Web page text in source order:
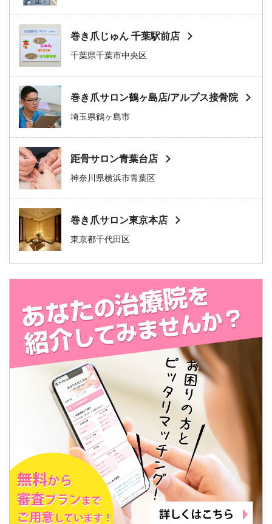
巻き爪じゅん 千葉駅前店
千葉県千葉市中央区
巻き爪サロン鶴ヶ島店/アルプス接骨院
埼玉県鶴ヶ島市
距骨サロン青葉台店
神奈川県横浜市青葉区
巻き爪サロン東京本店
東京都千代田区